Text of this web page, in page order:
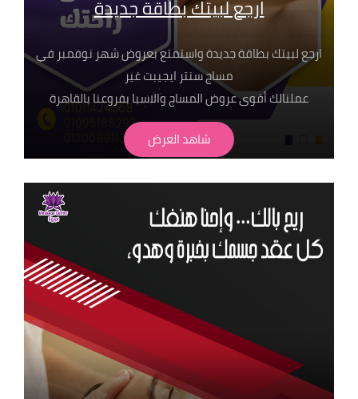
ارجع لبيتك بطاقة جديدة
ارجع لبيتك بطاقة جديدة واستمتع بعروض شهر نوفمبر في
مساج سنتر ايجيبت غير
عملنالك أقوى عروض المساج والاسبا بفروعنا بالقاهرة
■ جلسة مساج تبدأ من 449 ج بس
شاهد العرض